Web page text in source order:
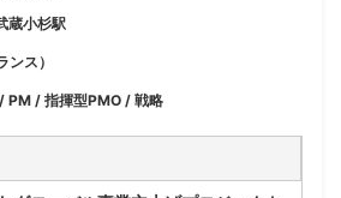
蔵小杉駅
ス）
PM / 指揮型PMO / 戦略